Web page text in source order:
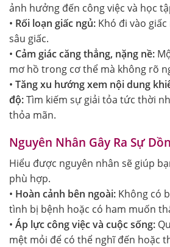
ảnh hưởng đến công việc và học
• Rối loạn giấc ngủ: Khó đi vào
sâu giấc.
• Cảm giác căng thẳng, nặng nề:
mơ hồ trong cơ thể mà không rõ
• Tăng xu hướng xem nội dung
độ:Tìm kiếm sự giải tỏa tức thời
thỏa mãn.
Nguyên Nhân Gây Ra Sự
Hiểu được nguyên nhân sẽ giúp
phù hợp.
• Hoàn cảnh bên ngoài: Không có
tình bị bệnh hoặc có ham muốn
• Áp lực công việc và cuộc sống:
mệt mỏi để có thể nghĩ đến hoặc